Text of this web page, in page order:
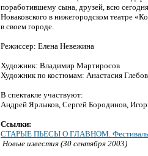
поработившему сына, друзей, всю
Новаковского в нижегородском театре
в своем городе.
Режиссер: Елена Невежина
Художник: Владимир Мартиросов
Художник по костюмам: Анастасия
В спектакле участвуют:
Андрей Ярлыков, Сергей Бородинов,
Ссылки:
СТАРЫЕ ПЬЕСЫ О ГЛАВНОМ. Фестиваль
Новые известия (30 сентября 2003)